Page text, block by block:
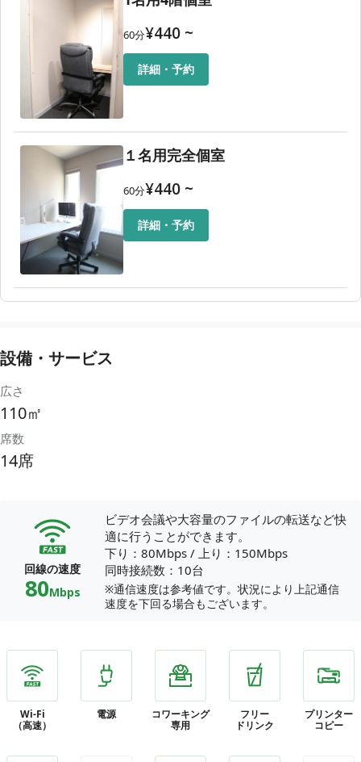
60分¥440 ~
詳細・予約
１名用完全個室
60分¥440 ~
詳細・予約
設備・サービス
広さ
110㎡
席数
14席
回線の速度
80Mbps
ビデオ会議や大容量のファイルの転送など快
適に行うことができます。
下り：80Mbps / 上り：150Mbps
同時接続数：10台
※通信速度は参考値です。状況により上記通信
速度を下回る場合もございます。
Wi-Fi
（高速）
電源
コワーキング
専用
フリー
ドリンク
プリンター
コピー